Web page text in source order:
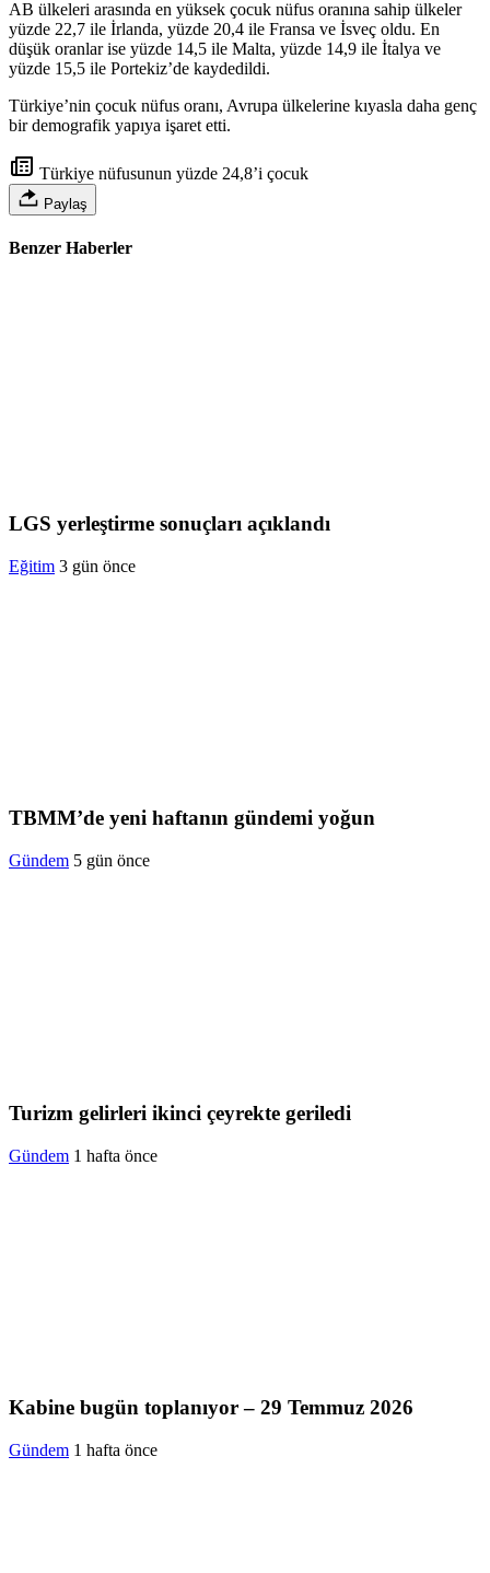
AB ülkeleri arasında en yüksek çocuk nüfus oranına sahip ülkeler
yüzde 22,7 ile İrlanda, yüzde 20,4 ile Fransa ve İsveç oldu. En
düşük oranlar ise yüzde 14,5 ile Malta, yüzde 14,9 ile İtalya ve
yüzde 15,5 ile Portekiz’de kaydedildi.
Türkiye’nin çocuk nüfus oranı, Avrupa ülkelerine kıyasla daha genç
bir demografik yapıya işaret etti.
Türkiye nüfusunun yüzde 24,8’i çocuk
Paylaş
Benzer Haberler
LGS yerleştirme sonuçları açıklandı
Eğitim 3 gün önce
TBMM’de yeni haftanın gündemi yoğun
Gündem 5 gün önce
Turizm gelirleri ikinci çeyrekte geriledi
Gündem 1 hafta önce
Kabine bugün toplanıyor – 29 Temmuz 2026
Gündem 1 hafta önce